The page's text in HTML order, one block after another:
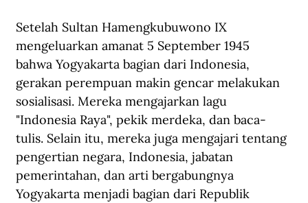
Setelah Sultan Hamengkubuwono IX
mengeluarkan amanat 5 September 1945
bahwa Yogyakarta bagian dari Indonesia,
gerakan perempuan makin gencar melakukan
sosialisasi. Mereka mengajarkan lagu
"Indonesia Raya", pekik merdeka, dan baca-
tulis. Selain itu, mereka juga mengajari tentang
pengertian negara, Indonesia, jabatan
pemerintahan, dan arti bergabungnya
Yogyakarta menjadi bagian dari Republik